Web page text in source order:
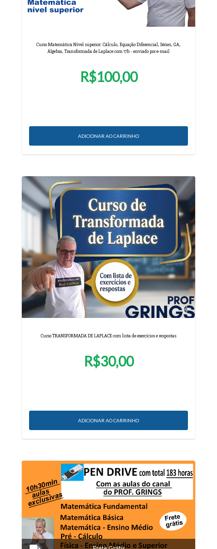
Curso Matemática Nível superior: Cálculo, Equação Diferencial, Séries, GA,
Álgebra, Transformada de Laplace com 17h - enviado por e-mail
R$100,00
Curso TRANSFORMADA DE LAPLACE com lista de exercícios e respostas
R$30,00